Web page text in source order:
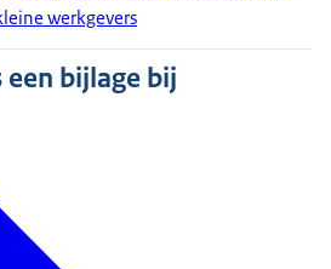
werkgevers
bijlage bij